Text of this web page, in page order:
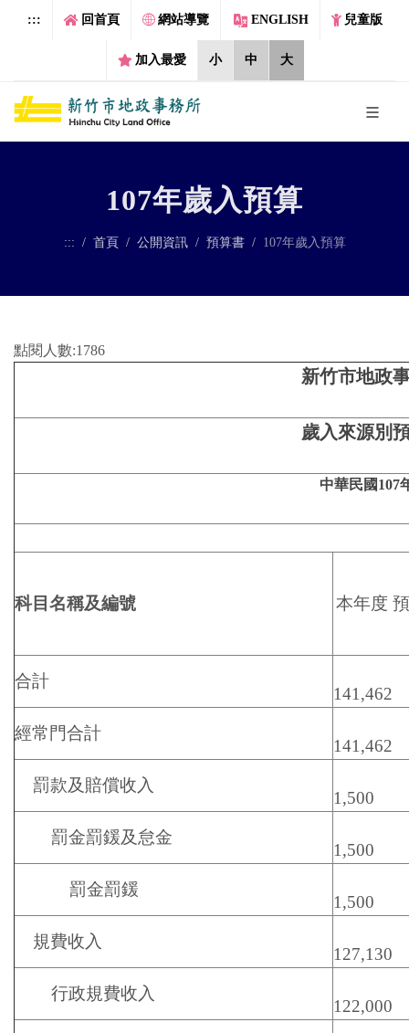
跳到主要內容區塊
::: 回首頁 網站導覽 ENGLISH 兒童版
加入最愛 小 中 大
107年歲入預算
::: 首頁 公開資訊 預算書 107年歲入預算
點閱人數:1786
新竹市地政
歲入來源別
中華民國107
科目名稱及編號 本年度
合計
141,462
經常門合計
141,462
罰款及賠償收入
1,500
罰金罰鍰及怠金
1,500
罰金罰鍰
1,500
規費收入
127,130
行政規費收入
122,000